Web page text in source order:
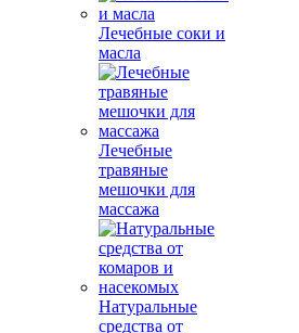
Лечебные соки и
масла
Лечебные
травяные
мешочки для
массажа
Натуральные
средства от